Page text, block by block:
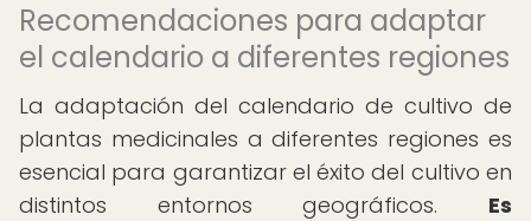
Recomendaciones para adaptar
el calendario a diferentes regiones
La adaptación del calendario de cultivo de
plantas medicinales a diferentes regiones es
esencial para garantizar el éxito del cultivo en
distintos entornos geográficos. Es